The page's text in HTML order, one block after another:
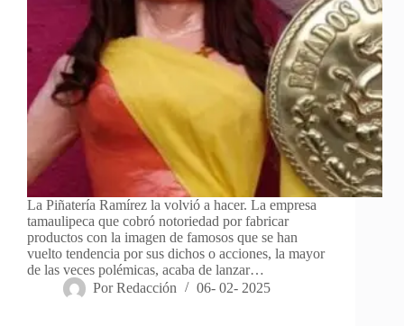
La Piñatería Ramírez la volvió a hacer. La empresa
tamaulipeca que cobró notoriedad por fabricar
productos con la imagen de famosos que se han
vuelto tendencia por sus dichos o acciones, la mayor
de las veces polémicas, acaba de lanzar…
Por Redacción 06- 02- 2025